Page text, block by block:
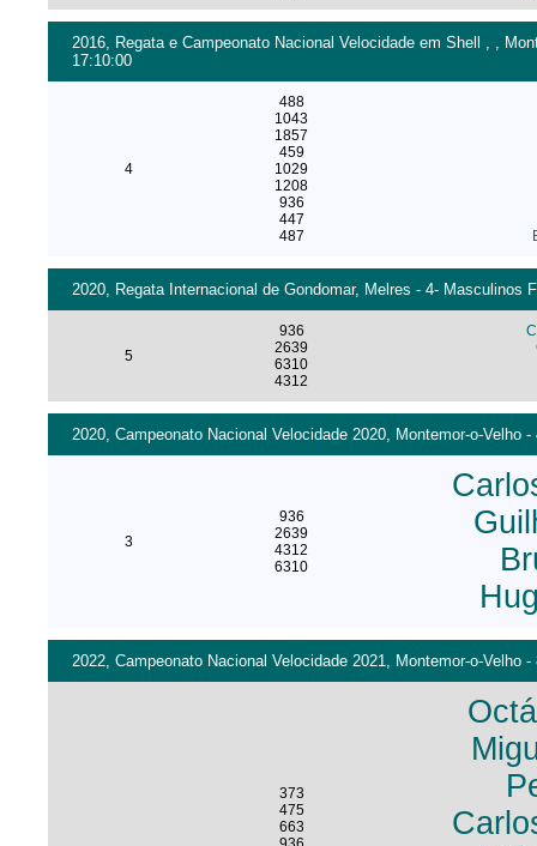
2016, Regata e Campeonato Nacional Velocidade em Shell , ,
17:10:00
4
488
1043
1857
459
1029
1208
936
447
487
2020, Regata Internacional de Gondomar, Melres - 4- Masculinos
5
936
2639
6310
4312
2020, Campeonato Nacional Velocidade 2020, Montemor-o-Velho
3
936
2639
4312
6310
2022, Campeonato Nacional Velocidade 2021, Montemor-o-Velho
373
475
663